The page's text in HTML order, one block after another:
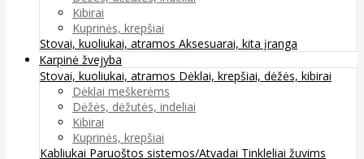
Kibirai
Kuprinės, krepšiai
Stovai, kuoliukai, atramos Aksesuarai, kita įranga
Karpinė žvejyba
Stovai, kuoliukai, atramos Dėklai, krepšiai, dėžės, kibirai
Dėklai meškerėms
Dėžės, dėžutės, indeliai
Kibirai
Kuprinės, krepšiai
Kabliukai Paruoštos sistemos/Atvadai Tinkleliai žuvims